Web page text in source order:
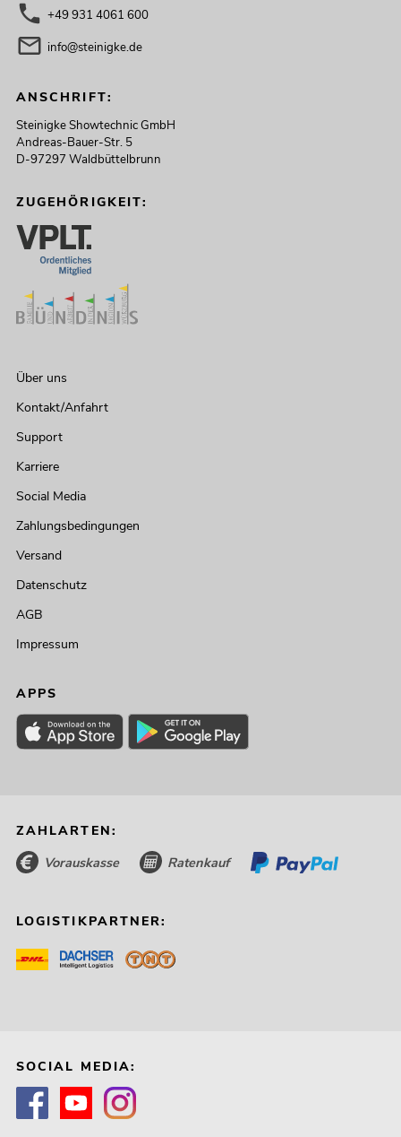
+49 931 4061 600
info@steinigke.de
ANSCHRIFT:
Steinigke Showtechnic GmbH
Andreas-Bauer-Str. 5
D-97297 Waldbüttelbrunn
ZUGEHÖRIGKEIT:
Über uns
Kontakt/Anfahrt
Support
Karriere
Social Media
Zahlungsbedingungen
Versand
Datenschutz
AGB
Impressum
APPS
ZAHLARTEN:
Vorauskasse Ratenkauf
LOGISTIKPARTNER:
SOCIAL MEDIA: